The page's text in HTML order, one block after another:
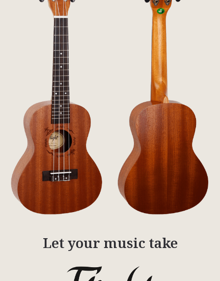
Let your music take